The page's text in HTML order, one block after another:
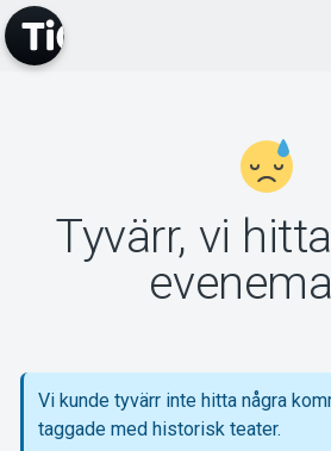
Support
Om
Tyvärr, vi
Vi kunde tyvärr inte hitta några
taggade med historisk teater.